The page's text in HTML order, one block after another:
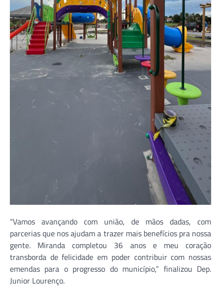
“Vamos avançando com união, de mãos dadas, com
parcerias que nos ajudam a trazer mais benefícios pra nossa
gente. Miranda completou 36 anos e meu coração
transborda de felicidade em poder contribuir com nossas
emendas para o progresso do município,” finalizou Dep.
Junior Lourenço.